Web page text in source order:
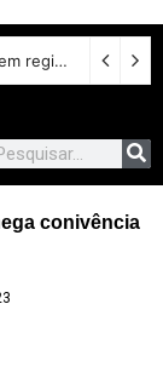
Projeto inclui estudantes com deficiência em regime escolar especial
conivência